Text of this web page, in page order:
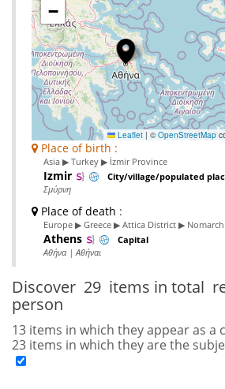
−
Leaflet | © OpenStreetMap
Place of birth :
Asia ▶ Turkey ▶ İzmir Province
Izmir City/village/populated
Σμύρνη
Place of death :
Europe ▶ Greece ▶ Attica District ▶
Athens Capital
Αθήνα | Αθήναι
Discover 29 items in total
person
13 items in which they appear as a
23 items in which they are the